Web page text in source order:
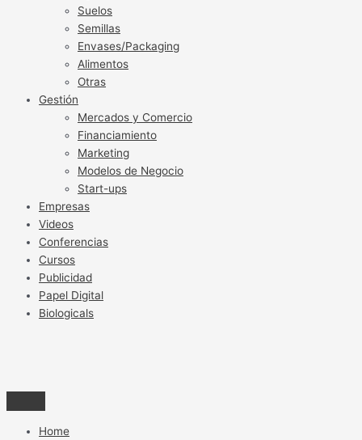
Suelos
Semillas
Envases/Packaging
Alimentos
Otras
Gestión
Mercados y Comercio
Financiamiento
Marketing
Modelos de Negocio
Start-ups
Empresas
Videos
Conferencias
Cursos
Publicidad
Papel Digital
Biologicals
Home